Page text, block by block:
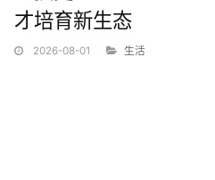
才培育新生态
2026-08-01 生活